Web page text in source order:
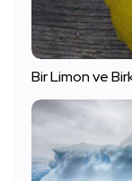
Bir Limon ve